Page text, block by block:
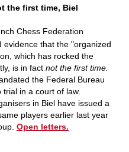
the first time, Biel
Chess Federation
evidence that the "organized
which has rocked the
is in fact not the first time.
the Federal Bureau
in a court of law.
in Biel have issued a
players earlier last year
Open letters.